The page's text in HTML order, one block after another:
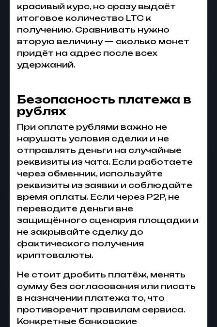
красивый курс, но сразу выдаёт
итоговое количество LTC к
получению. Сравнивать нужно
вторую величину — сколько монет
придёт на адрес после всех
удержаний.
Безопасность платежа в
рублях
При оплате рублями важно не
нарушать условия сделки и не
отправлять деньги на случайные
реквизиты из чата. Если работаете
через обменник, используйте
реквизиты из заявки и соблюдайте
время оплаты. Если через P2P, не
переводите деньги вне
защищённого сценария площадки и
не закрывайте сделку до
фактического получения
криптовалюты.
Не стоит дробить платёж, менять
сумму без согласования или писать
в назначении платежа то, что
противоречит правилам сервиса.
Конкретные банковские